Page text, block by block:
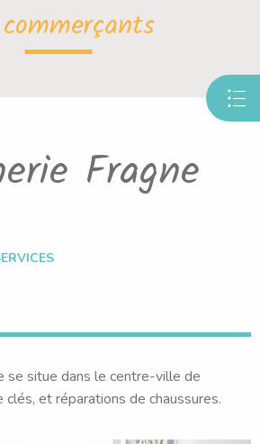
Fragne
se situe dans le centre-ville de
clés, et réparations de chaussures.